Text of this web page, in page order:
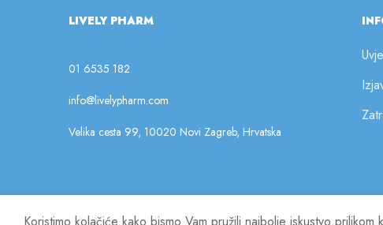
LIVELY PHARM
01 6535 182
info@livelypharm.com
Velika cesta 99, 10020 Novi Zagreb, Hrvatska